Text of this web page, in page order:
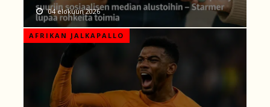
04 elokuun 2026
AFRIKAN JALKAPALLO